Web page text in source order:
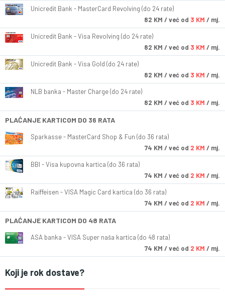
Unicredit Bank - MasterCard Revolving (do 24 rate)
82 KM / već od 3 KM / mj.
Unicredit Bank - Visa Revolving (do 24 rate)
82 KM / već od 3 KM / mj.
Unicredit Bank - Visa Gold (do 24 rate)
82 KM / već od 3 KM / mj.
NLB banka - Master Charge (do 24 rate)
82 KM / već od 3 KM / mj.
PLAĆANJE KARTICOM DO 36 RATA
Sparkasse - MasterCard Shop & Fun (do 36 rata)
74 KM / već od 2 KM / mj.
BBI - Visa kupovna kartica (do 36 rata)
74 KM / već od 2 KM / mj.
Raiffeisen - VISA Magic Card kartica (do 36 rata)
74 KM / već od 2 KM / mj.
PLAĆANJE KARTICOM DO 48 RATA
ASA banka - VISA Super naša kartica (do 48 rata)
74 KM / već od 2 KM / mj.
Koji je rok dostave?